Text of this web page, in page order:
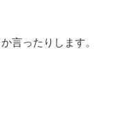
言ったりします。